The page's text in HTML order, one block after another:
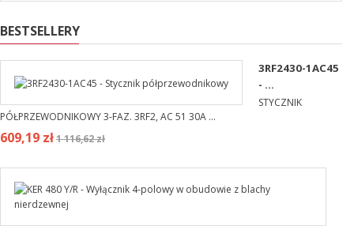
BESTSELLERY
3RF2430-1AC45
- ...
STYCZNIK
PÓŁPRZEWODNIKOWY 3-FAZ. 3RF2, AC 51 30A ...
609,19 zł1 116,62 zł